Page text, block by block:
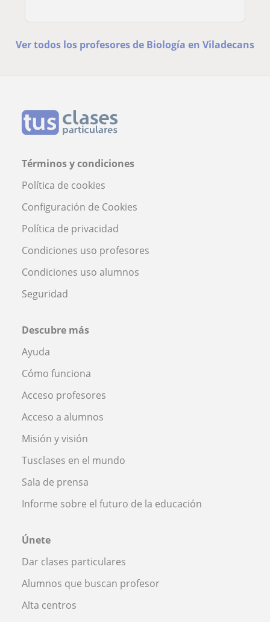
Ver todos los profesores de Biología en Viladecans
Términos y condiciones
Política de cookies
Configuración de Cookies
Política de privacidad
Condiciones uso profesores
Condiciones uso alumnos
Seguridad
Descubre más
Ayuda
Cómo funciona
Acceso profesores
Acceso a alumnos
Misión y visión
Tusclases en el mundo
Sala de prensa
Informe sobre el futuro de la educación
Únete
Dar clases particulares
Alumnos que buscan profesor
Alta centros